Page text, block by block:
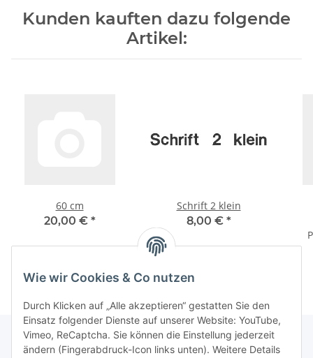
Kunden kauften dazu folgende
Artikel:
60 cm
20,00 € *
Schrift 2 klein
8,00 € *
Wie wir Cookies & Co nutzen
Durch Klicken auf „Alle akzeptieren“ gestatten Sie den
Einsatz folgender Dienste auf unserer Website: YouTube,
Vimeo, ReCaptcha. Sie können die Einstellung jederzeit
ändern (Fingerabdruck-Icon links unten). Weitere Details